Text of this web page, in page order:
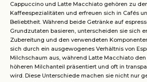
Cappuccino und Latte Macchiato gehören zu
Kaffeespezialitäten und erfreuen sich in Cafés
Beliebtheit. Während beide Getränke auf
Grundzutaten basieren, unterscheiden sie sich
Zubereitung und den verwendeten
sich durch ein ausgewogenes Verhältnis von
Milchschaum aus, während Latte Macchiato den
höheren Milchanteil präsentiert und oft in
wird. Diese Unterschiede machen sie nicht nur